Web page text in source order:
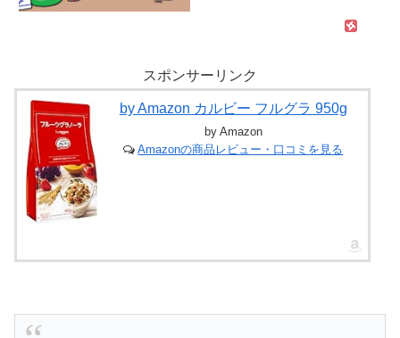
スポンサーリンク
by Amazon カルビー フルグラ 950g
by Amazon
Amazonの商品レビュー・口コミを見る